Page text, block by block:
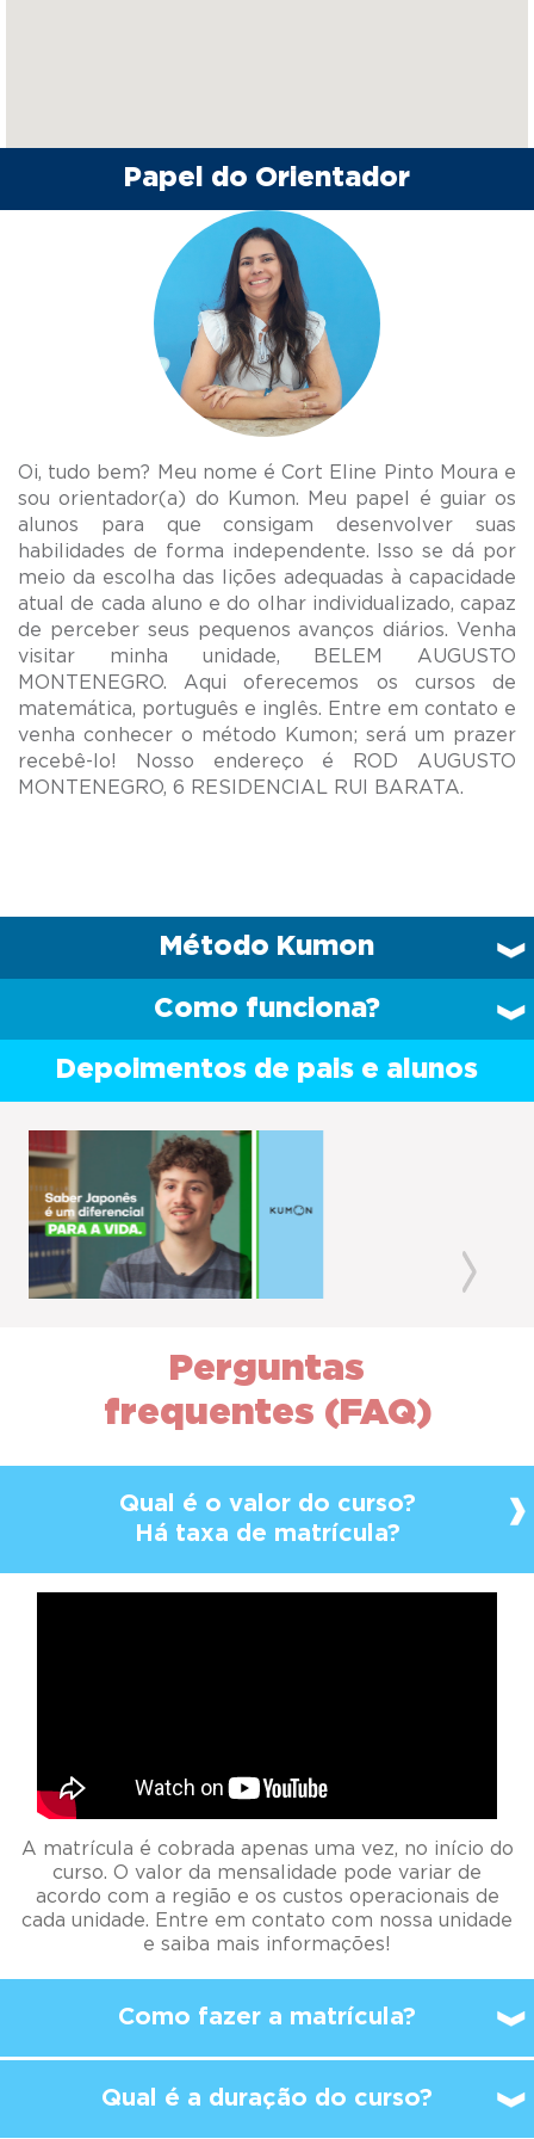
Papel do Orientador
Oi, tudo bem? Meu nome é Cort Eline Pinto Moura e
sou orientador(a) do Kumon. Meu papel é guiar os
alunos para que consigam desenvolver suas
habilidades de forma independente. Isso se dá por
meio da escolha das lições adequadas à capacidade
atual de cada aluno e do olhar individualizado, capaz
de perceber seus pequenos avanços diários. Venha
visitar minha unidade, BELEM AUGUSTO
MONTENEGRO. Aqui oferecemos os cursos de
matemática, português e inglês. Entre em contato e
venha conhecer o método Kumon; será um prazer
recebê-lo! Nosso endereço é ROD AUGUSTO
Método Kumon
Como funciona?
Depoimentos de pais e alunos
Previous
Perguntas
frequentes (FAQ)
Qual é o valor do curso?
Há taxa de matrícula?
A matrícula é cobrada apenas uma vez, no início do
curso. O valor da mensalidade pode variar de
acordo com a região e os custos operacionais de
cada unidade. Entre em contato com nossa unidade
e saiba mais informações!
Como fazer a matrícula?
Qual é a duração do curso?